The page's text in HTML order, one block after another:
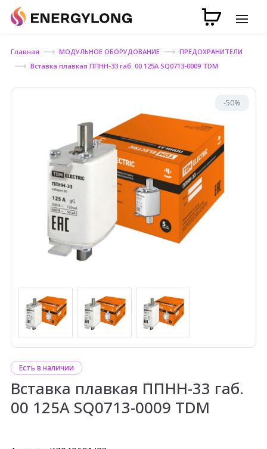
Главная МОДУЛЬНОЕ ОБОРУДОВАНИЕ
ПРЕДОХРАНИТЕЛИ
Вставка плавкая ППНН-33 габ. 00 125А SQ0713-0009 TDM
-50%
Есть в наличии
Вставка плавкая ППНН-33 габ.
00 125А SQ0713-0009 TDM